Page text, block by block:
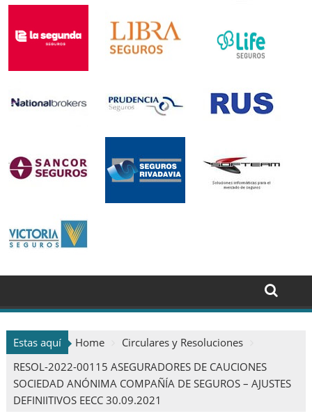
Estas aquí Home
Circulares y Resoluciones
RESOL-2022-00115 ASEGURADORES DE CAUCIONES
SOCIEDAD ANÓNIMA COMPAÑÍA DE SEGUROS – AJUSTES
DEFINIITIVOS EECC 30.09.2021